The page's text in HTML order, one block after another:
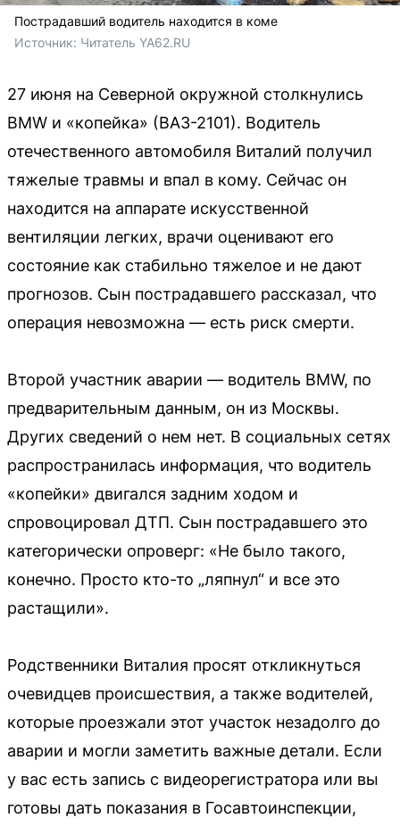
Пострадавший водитель находится в коме
Источник: Читатель YA62.RU
27 июня на Северной окружной столкнулись
BMW и «копейка» (ВАЗ-2101). Водитель
отечественного автомобиля Виталий получил
тяжелые травмы и впал в кому. Сейчас он
находится на аппарате искусственной
вентиляции легких, врачи оценивают его
состояние как стабильно тяжелое и не дают
прогнозов. Сын пострадавшего рассказал, что
операция невозможна — есть риск смерти.
Второй участник аварии — водитель BMW, по
предварительным данным, он из Москвы.
Других сведений о нем нет. В социальных сетях
распространилась информация, что водитель
«копейки» двигался задним ходом и
спровоцировал ДТП. Сын пострадавшего это
категорически опроверг: «Не было такого,
конечно. Просто кто-то „ляпнул“ и все это
растащили».
Родственники Виталия просят откликнуться
очевидцев происшествия, а также водителей,
которые проезжали этот участок незадолго до
аварии и могли заметить важные детали. Если
у вас есть запись с видеорегистратора или вы
готовы дать показания в Госавтоинспекции,